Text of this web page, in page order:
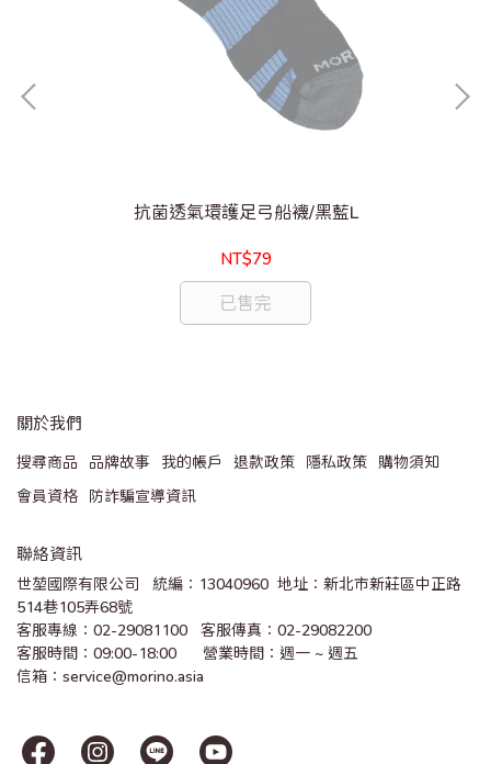
抗菌透氣環護足弓船襪/黑藍L
NT$79
已售完
關於我們
搜尋商品 品牌故事 我的帳戶 退款政策 隱私政策
購物須知
會員資格
防詐騙宣導資訊
聯絡資訊
世堃國際有限公司   統編：13040960  地址：新北市新莊區中正路
514巷105弄68號
客服專線：02-29081100   客服傳真：02-29082200
客服時間：09:00-18:00      營業時間：週一 ~ 週五
信箱：service@morino.asia